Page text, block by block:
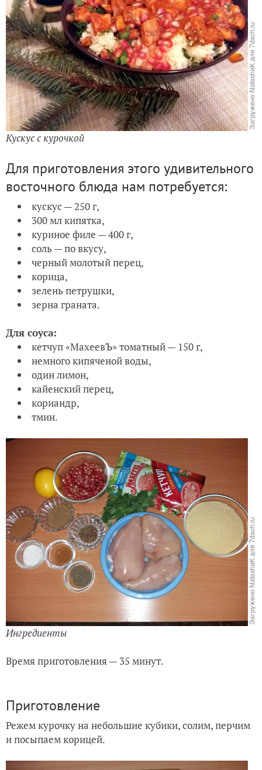
Кускус с курочкой
Для приготовления этого удивительного
восточного блюда нам потребуется:
кускус — 250 г,
300 мл кипятка,
куриное филе — 400 г,
соль — по вкусу,
черный молотый перец,
корица,
зелень петрушки,
зерна граната.
Для соуса:
кетчуп «МахеевЪ» томатный — 150 г,
немного кипяченой воды,
один лимон,
кайенский перец,
кориандр,
тмин.
Ингредиенты
Время приготовления — 35 минут.
Приготовление
Режем курочку на небольшие кубики, солим, перчим
и посыпаем корицей.